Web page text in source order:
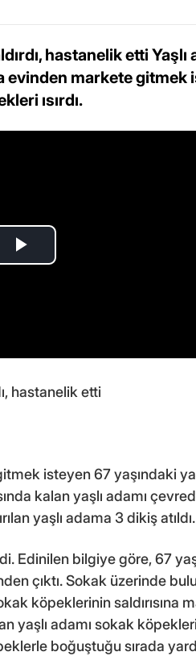
hastanelik etti Yaşlı
evinden markete gitmek
ısırdı.
hastanelik etti
isteyen 67 yaşındaki
kalan yaşlı adamı
yaşlı adama 3 dikiş atıldı.
Edinilen bilgiye göre, 67
çıktı. Sokak üzerinde
köpeklerinin saldırısına
adamı sokak köpekleri
boğuştuğu sırada